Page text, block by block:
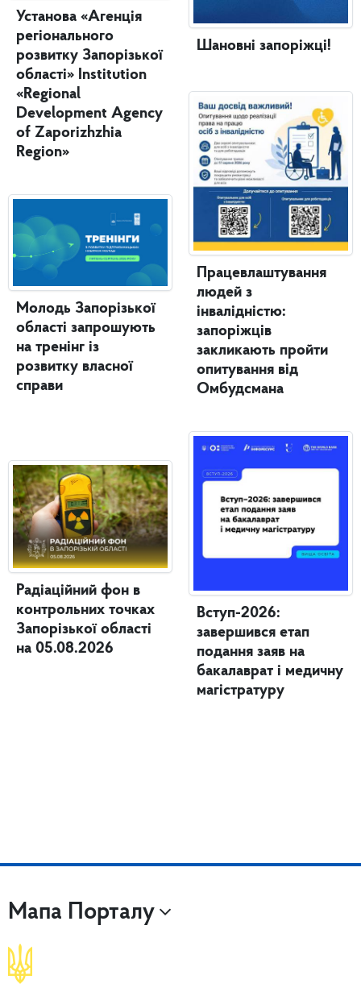
Установа «Агенція
регіонального
розвитку Запорізької
області» Institution
«Regional
Development Agency
of Zaporizhzhia
Region»
Молодь Запорізької
області запрошують
на тренінг із
розвитку власної
справи
Радіаційний фон в
контрольних точках
Запорізької області
на 05.08.2026
Шановні запоріжці!
Працевлаштування
людей з
інвалідністю:
запоріжців
закликають пройти
опитування від
Омбудсмана
Вступ-2026:
завершився етап
подання заяв на
бакалаврат і медичну
магістратуру
Мапа Порталу